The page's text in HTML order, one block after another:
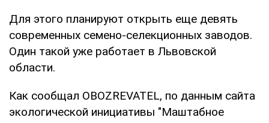
Для этого планируют открыть еще девять
современных семено-селекционных заводов.
Один такой уже работает в Львовской
области.
Как сообщал OBOZREVATEL, по данным сайта
экологической инициативы "Маштабное